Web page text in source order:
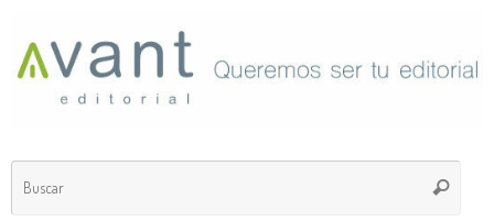
contenido
Buscar